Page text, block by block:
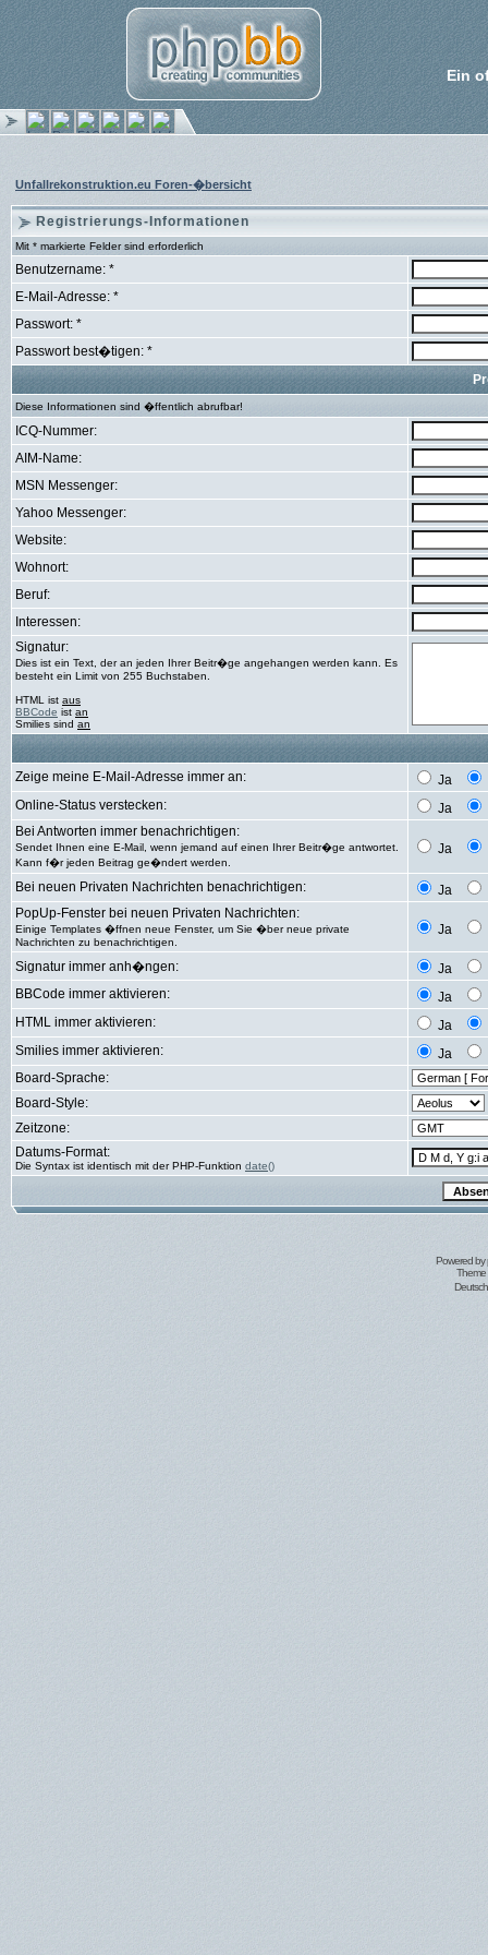
Ein
Unfallrekonstruktion.eu Foren-�bersicht
Registrierungs-Informationen
Mit * markierte Felder sind erforderlich
Benutzername: *
E-Mail-Adresse: *
Passwort: *
Passwort best�tigen: *
Diese Informationen sind �ffentlich abrufbar!
ICQ-Nummer:
AIM-Name:
MSN Messenger:
Yahoo Messenger:
Website:
Wohnort:
Beruf:
Interessen:
Signatur:
Dies ist ein Text, der an jeden Ihrer Beitr�ge angehangen werden kann. Es
besteht ein Limit von 255 Buchstaben.
HTML ist aus
BBCode ist an
Smilies sind an
Zeige meine E-Mail-Adresse immer an:
Ja
Online-Status verstecken:
Ja
Bei Antworten immer benachrichtigen:
Sendet Ihnen eine E-Mail, wenn jemand auf einen Ihrer Beitr�ge antwortet.
Kann f�r jeden Beitrag ge�ndert werden.
Ja
Bei neuen Privaten Nachrichten benachrichtigen:
Ja
PopUp-Fenster bei neuen Privaten Nachrichten:
Einige Templates �ffnen neue Fenster, um Sie �ber neue private
Nachrichten zu benachrichtigen.
Ja
Signatur immer anh�ngen:
Ja
BBCode immer aktivieren:
Ja
HTML immer aktivieren:
Ja
Smilies immer aktivieren:
Ja
Board-Sprache:
Board-Style:
Zeitzone:
Datums-Format:
Die Syntax ist identisch mit der PHP-Funktion date()
Powered by
Theme